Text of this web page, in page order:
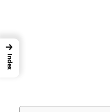
→
Index